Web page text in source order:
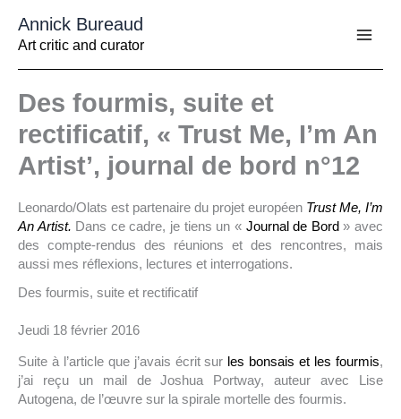
contenu
Annick Bureaud
Art critic and curator
Des fourmis, suite et
rectificatif, « Trust Me, I’m An
Artist’, journal de bord n°12
Leonardo/Olats est partenaire du projet européen Trust Me, I’m
An Artist. Dans ce cadre, je tiens un « Journal de Bord» avec
des compte-rendus des réunions et des rencontres, mais
aussi mes réflexions, lectures et interrogations.
Des fourmis, suite et rectificatif
Jeudi 18 février 2016
Suite à l’article que j’avais écrit sur les bonsais et les fourmis,
j’ai reçu un mail de Joshua Portway, auteur avec Lise
Autogena, de l’œuvre sur la spirale mortelle des fourmis.